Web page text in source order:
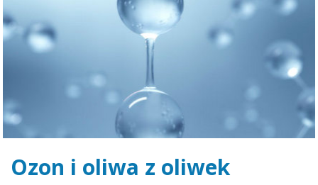
Ozon i oliwa z oliwek